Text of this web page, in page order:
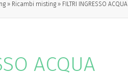
Ricambi misting FILTRI INGRESSO ACQUA
ACQUA